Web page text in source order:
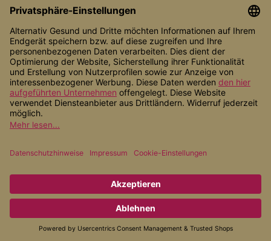
Shop Service
Informationen
Zahlungsarten
© 2026 Alternativ Gesund
* Alle Preise inkl. gesetzl. Mehrwertsteuer zzgl.
nicht anders angegeben.